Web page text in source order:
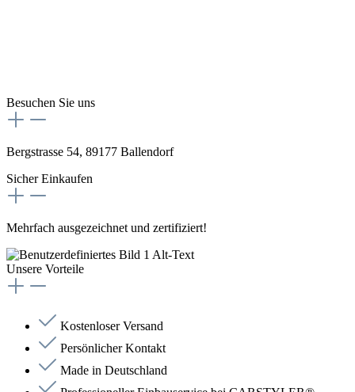
Besuchen Sie uns
Bergstrasse 54, 89177 Ballendorf
Sicher Einkaufen
Mehrfach ausgezeichnet und zertifiziert!
Unsere Vorteile
Kostenloser Versand
Persönlicher Kontakt
Made in Deutschland